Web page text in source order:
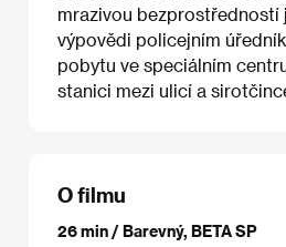
mrazivou bezprostředností
výpovědi policejním
pobytu ve speciálním
stanici mezi ulicí a
O filmu
26 min / Barevný, BETA SP